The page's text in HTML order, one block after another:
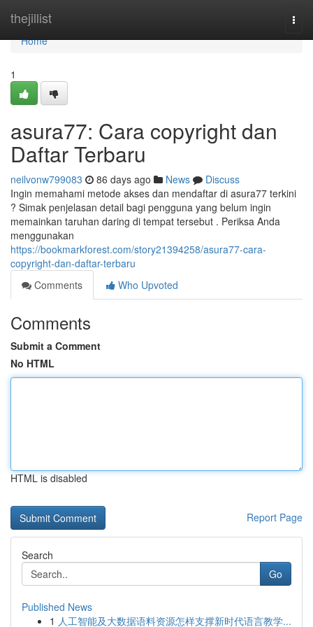
thejillist
Home
Home
1
asura77: Cara copyright dan
Daftar Terbaru
neilvonw799083 86 days ago News
Discuss
Ingin memahami metode akses dan mendaftar di asura77 terkini
? Simak penjelasan detail bagi pengguna yang belum ingin
memainkan taruhan daring di tempat tersebut . Periksa Anda
menggunakan
https://bookmarkforest.com/story21394258/asura77-cara-
copyright-dan-daftar-terbaru
Comments
Who Upvoted
Comments
Submit a Comment
No HTML
HTML is disabled
Report Page
Search
Go
Published News
1 人工智能及大数据语料资源怎样支撑新时代语言教学...